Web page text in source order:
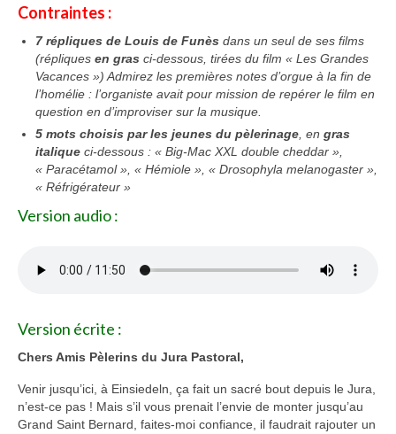
EdenCinéma
SpiNéma
Vidéos Bibliques
Autres Vidéos
Apprendre
Enseignements ALTIUS
Autres Enseignements
Anciens enseignements Théodule
Contraintes :
7 répliques de Louis de Funès dans un seul de ses films
(répliques en gras ci-dessous, tirées du film « Les Grandes
Vacances ») Admirez les premières notes d’orgue à la fin de
l’homélie : l’organiste avait pour mission de repérer le film en
question en d’improviser sur la musique.
5 mots choisis par les jeunes du pèlerinage, en gras
italique ci-dessous : « Big-Mac XXL double cheddar »,
« Paracétamol », « Hémiole », « Drosophyla melanogaster »,
« Réfrigérateur »
Version audio :
Version écrite :
Chers Amis Pèlerins du Jura Pastoral,
Venir jusqu’ici, à Einsiedeln, ça fait un sacré bout depuis le Jura,
n’est-ce pas ! Mais s’il vous prenait l’envie de monter jusqu’au
Grand Saint Bernard, faites-moi confiance, il faudrait rajouter un